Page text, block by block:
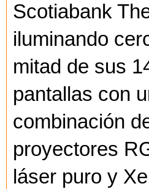
Scotiabank
iluminando
mitad de sus
pantallas con
combinación
proyectores
láser puro y